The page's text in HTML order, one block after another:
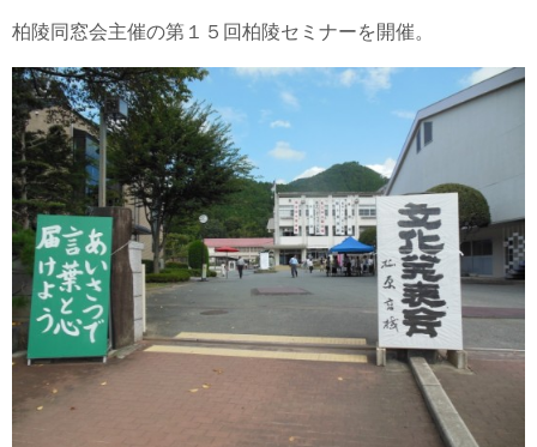
柏陵同窓会主催の第１５回柏陵セミナーを開催。